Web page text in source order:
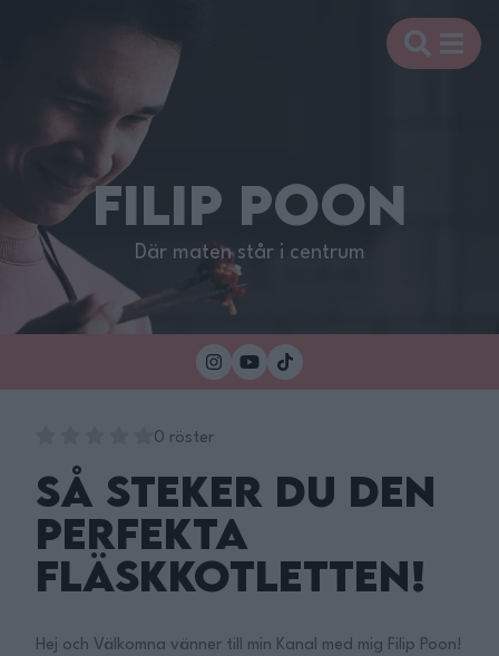
FILIP POON
Där maten står i centrum
0 röster
SÅ STEKER DU DEN
PERFEKTA
FLÄSKKOTLETTEN!
Hej och Välkomna vänner till min Kanal med mig Filip Poon!